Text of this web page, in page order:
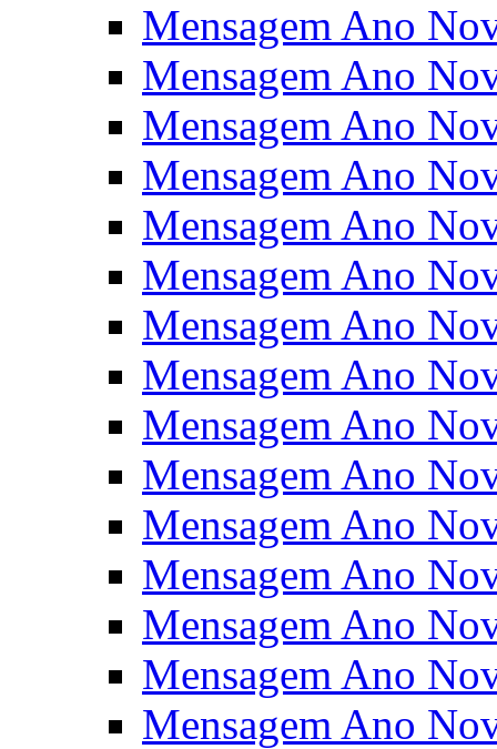
Mensagem Ano
Mensagem Ano
Mensagem Ano
Mensagem Ano
Mensagem Ano
Mensagem Ano
Mensagem Ano
Mensagem Ano
Mensagem Ano
Mensagem Ano
Mensagem Ano
Mensagem Ano
Mensagem Ano
Mensagem Ano
Mensagem Ano